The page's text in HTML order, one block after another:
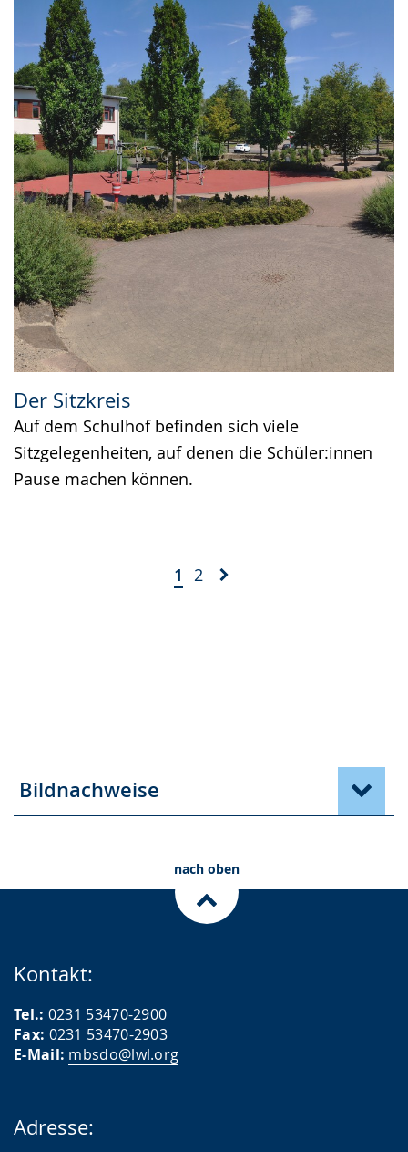
Der Sitzkreis
Auf dem Schulhof befinden sich viele
Sitzgelegenheiten, auf denen die Schüler:innen
Pause machen können.
1 2
Bildnachweise
nach oben
Kontakt:
Tel.: 0231 53470-2900
Fax: 0231 53470-2903
E-Mail: mbsdo@lwl.org
Adresse: